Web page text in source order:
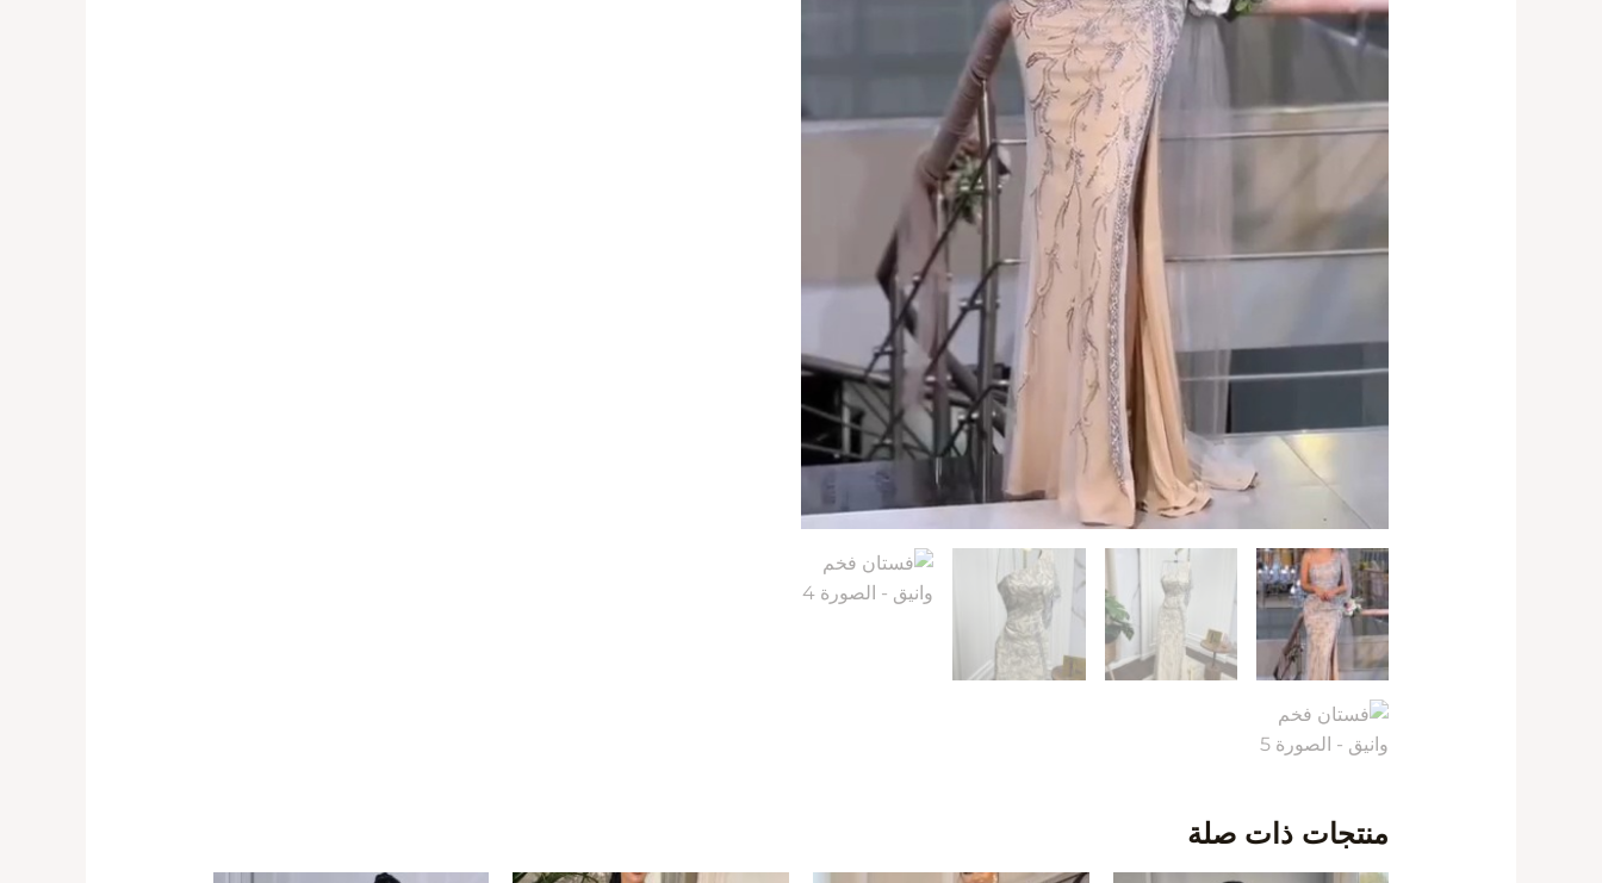
منتجات ذات صلة